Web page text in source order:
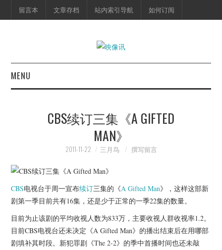
留言本 文章存档 站内索引导航 如何订阅
MENU
映像快讯
海报剧照
脱口秀
杂七杂八
CBS续订三集《A GIFTED
MAN》
2011-11-22 三月鸟 撰写留言
CBS电视台于周一宣布续订三集的《A Gifted Man》，这样这部新
剧第一季目前共有16集，还是少于正常的一季22集的数量。
目前为止该剧的平均收视人数为833万，主要收视人群收视率1.2。
目前CBS电视台还未决定《A Gifted Man》的播出结束后在用哪部
剧填补其时段。新犯罪剧《The 2-2》的季中首播时间也还未敲